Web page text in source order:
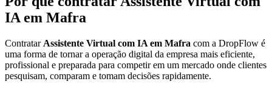
IA em Mafra
Contratar Assistente Virtual com IA em Mafra com a DropFlow é
uma forma de tornar a operação digital da empresa mais eficiente,
profissional e preparada para competir em um mercado onde clientes
pesquisam, comparam e tomam decisões rapidamente.